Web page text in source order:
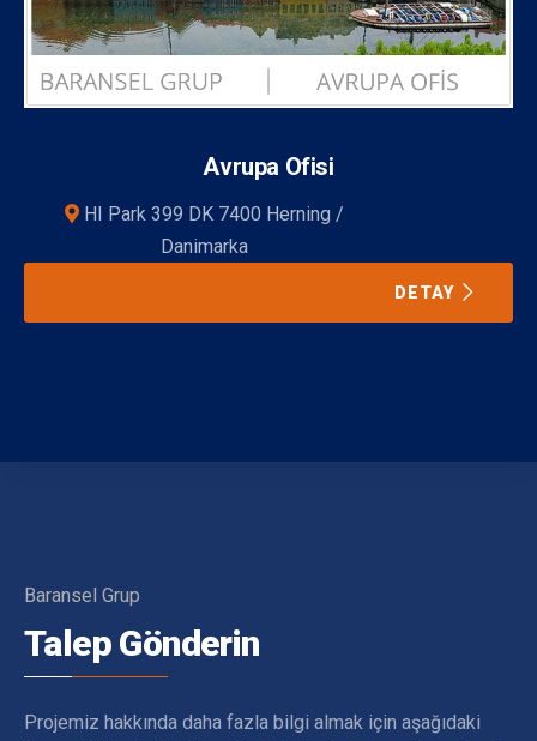
Avrupa Ofisi
HI Park 399 DK 7400 Herning /
Danimarka
DETAY
Baransel Grup
Talep Gönderin
Projemiz hakkında daha fazla bilgi almak için aşağıdaki